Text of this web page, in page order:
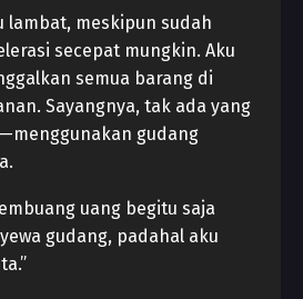
lambat, meskipun sudah
secepat mungkin. Aku
semua barang di
Sayangnya, tak ada yang
gudang
uang begitu saja
gudang, padahal aku